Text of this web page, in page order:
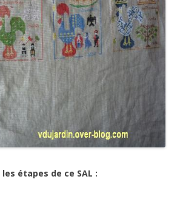
étapes de ce SAL :